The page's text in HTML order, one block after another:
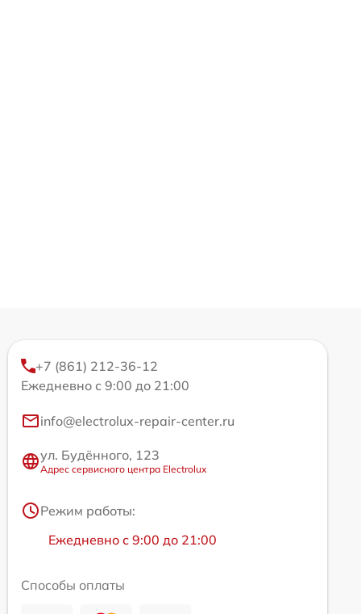
+7 (861) 212-36-12
Ежедневно с 9:00 до 21:00
info@electrolux-repair-center.ru
ул. Будённого, 123
Адрес сервисного центра Electrolux
Режим работы:
Ежедневно с 9:00 до 21:00
Способы оплаты